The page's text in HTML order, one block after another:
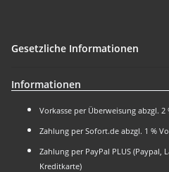
Gesetzliche Informationen
Informationen
Vorkasse per Überweisung abzgl. 2
Zahlung per Sofort.de abzgl. 1 %
Zahlung per PayPal PLUS (Paypal,
Kreditkarte)